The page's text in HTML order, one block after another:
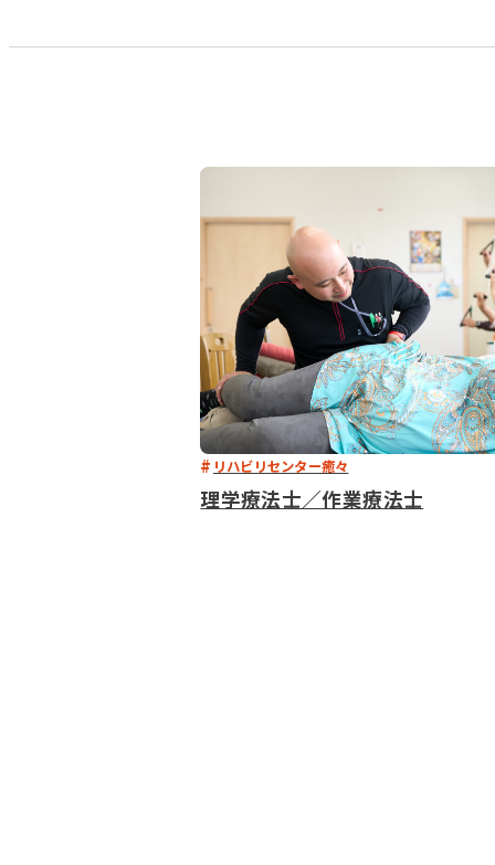
リハビリセンター癒々
理学療法士／作業療法士